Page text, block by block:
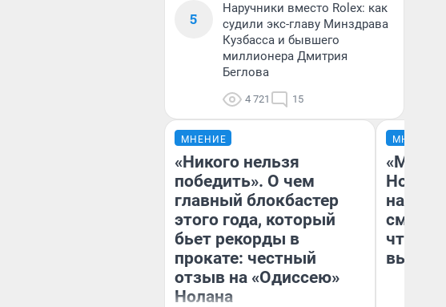
5
Наручники вместо Rolex: как
судили экс-главу Минздрава
Кузбасса и бывшего
миллионера Дмитрия
Беглова
4 721 15
МНЕНИЕ
«Никого нельзя
победить». О чем
главный блокбастер
этого года, который
бьет рекорды в
прокате: честный
отзыв на «Одиссею»
Нолана
МНЕНИЕ
«Мы
чтобы